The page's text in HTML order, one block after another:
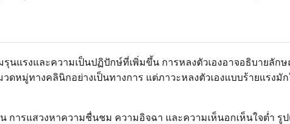
นแรงและความเป็นปฏิปักษ์ที่เพิ่มขึ้น การหลงตัวเองอาจอธิบายลั
มู่ทางคลินิกอย่างเป็นทางการ แต่ภาวะหลงตัวเองแบบร้ายแรงมั
รแสวงหาความชื่นชม ความอิจฉา และความเห็นอกเห็นใจต่ำ รูป